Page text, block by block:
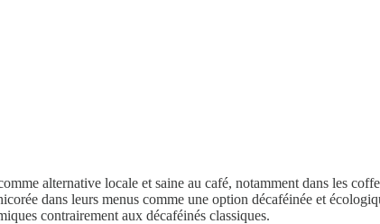
alternative locale et saine au café, notamment dans les
dans leurs menus comme une option décaféinée et
contrairement aux décaféinés classiques.